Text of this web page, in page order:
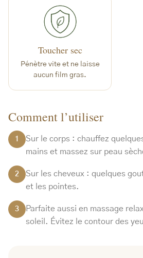
Toucher sec
Pénètre vite et ne laisse
aucun film gras.
Comment l’utiliser
1
Sur le corps : chauffez
mains et massez sur peau
2
Sur les cheveux : quelques
et les pointes.
3
Parfaite aussi en massage
soleil. Évitez le contour des